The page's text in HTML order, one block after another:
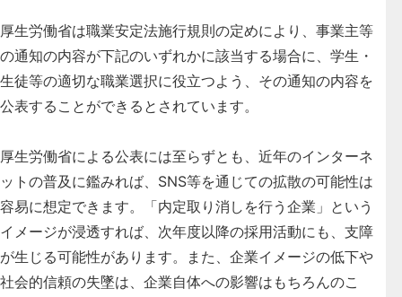
厚生労働省は職業安定法施行規則の定めにより、事業主等
の通知の内容が下記のいずれかに該当する場合に、学生・
生徒等の適切な職業選択に役立つよう、その通知の内容を
公表することができるとされています。
厚生労働省による公表には至らずとも、近年のインターネ
ットの普及に鑑みれば、SNS等を通じての拡散の可能性は
容易に想定できます。「内定取り消しを行う企業」という
イメージが浸透すれば、次年度以降の採用活動にも、支障
が生じる可能性があります。また、企業イメージの低下や
社会的信頼の失墜は、企業自体への影響はもちろんのこ